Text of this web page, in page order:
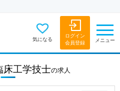
気になる
ログイン
会員登録
メニュー
床工学技士の求人